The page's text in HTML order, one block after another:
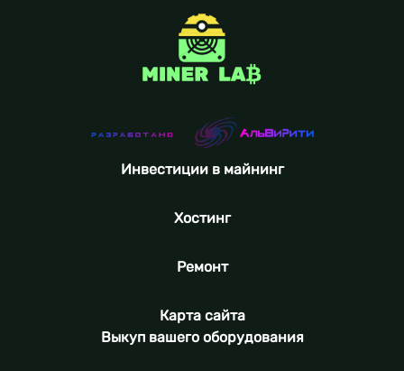
Инвестиции в майнинг
Хостинг
Ремонт
Карта сайта
Выкуп вашего оборудования